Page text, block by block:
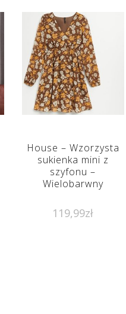
House – Wzorzysta
sukienka mini z
szyfonu –
Wielobarwny
119,99zł